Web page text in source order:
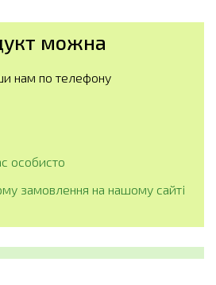
можна
нам по телефону
особисто
замовлення на нашому сайті